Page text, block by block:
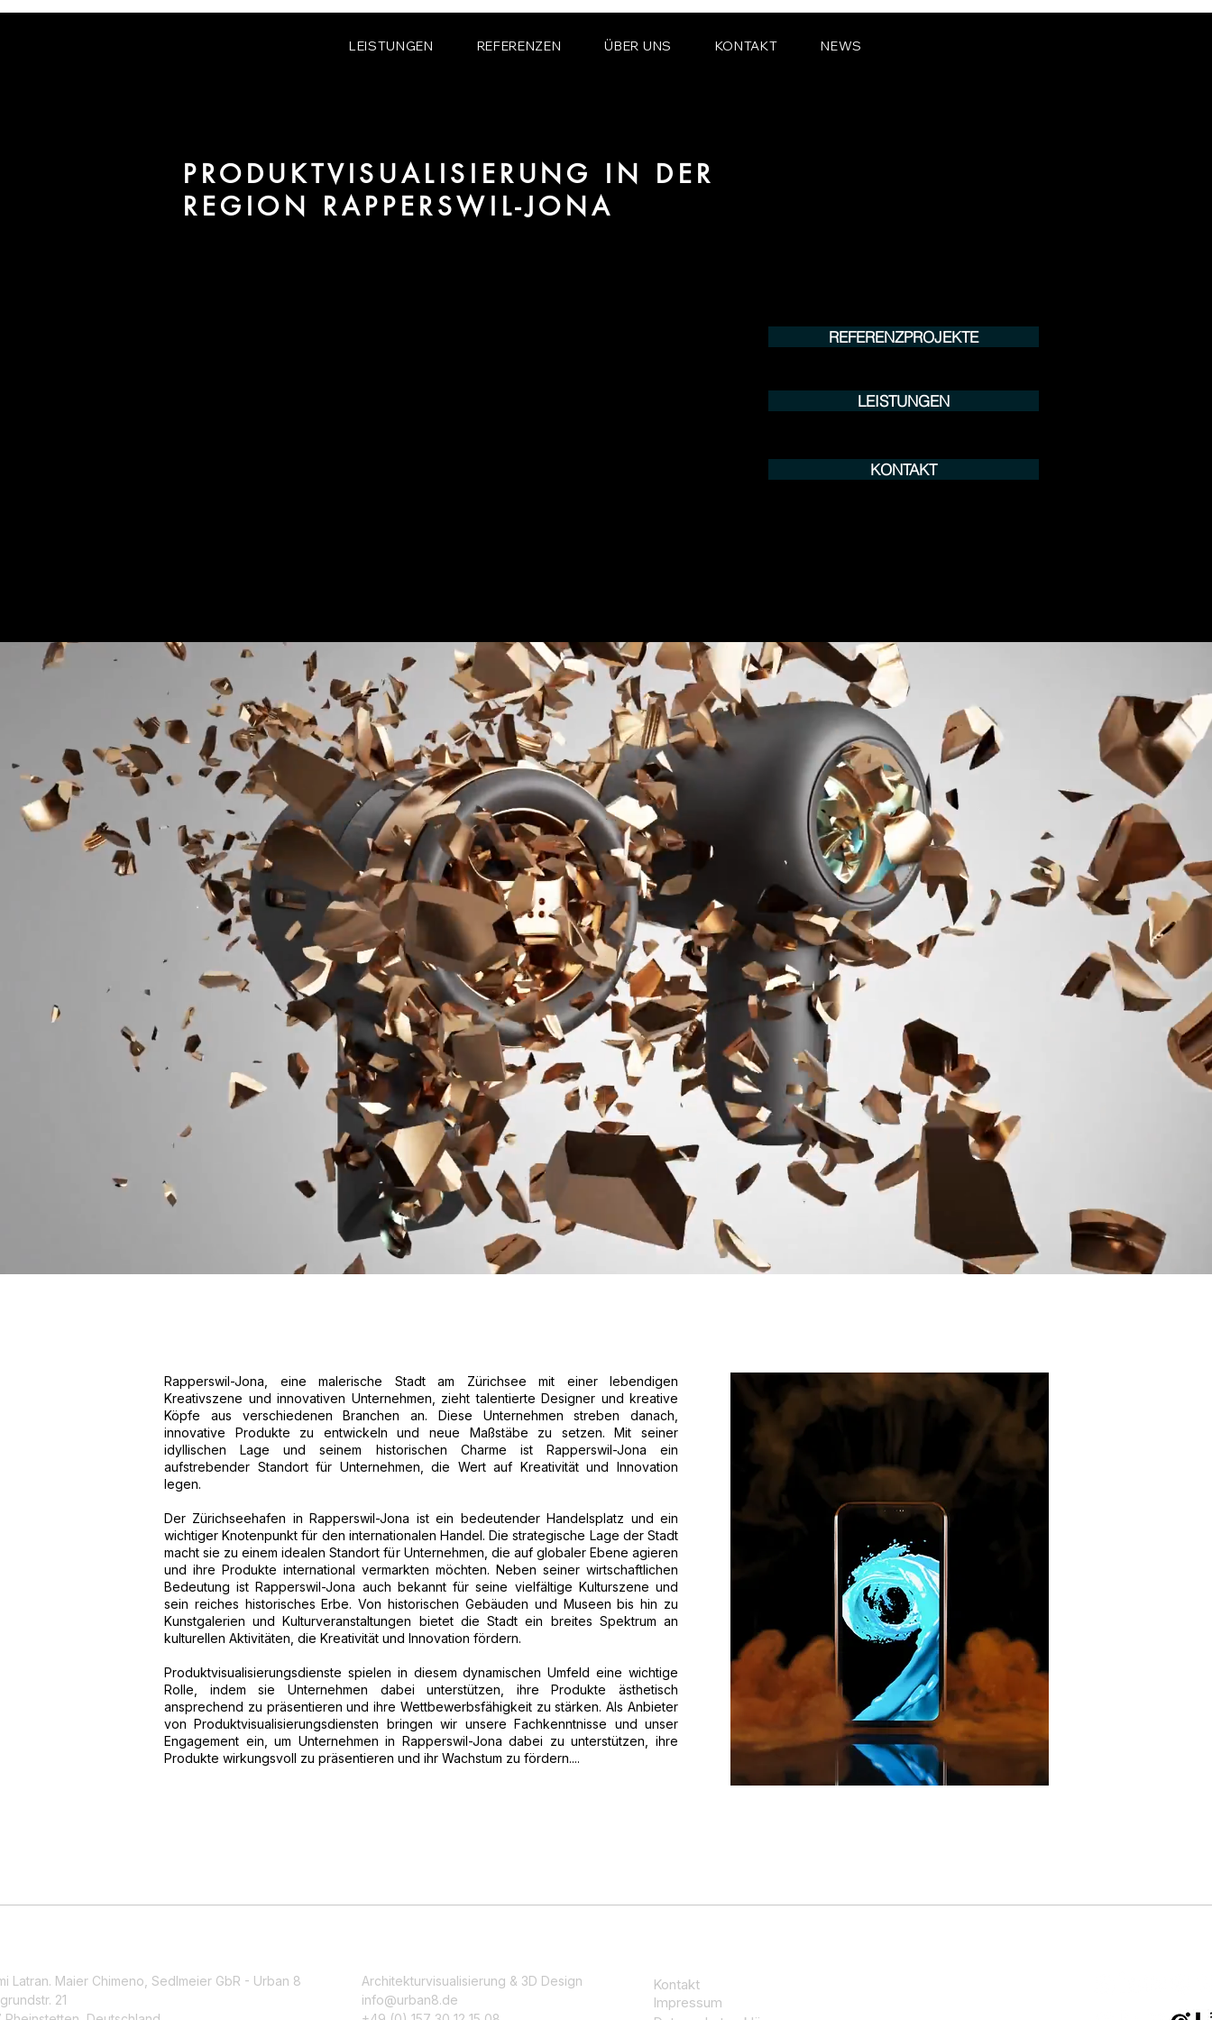
LEISTUNGEN REFERENZEN ÜBER UNS KONTAKT NEWS
PRODUKTVISUALISIERUNG IN DER
REGION RAPPERSWIL-JONA
KONTAKT
LEISTUNGEN
REFERENZPROJEKTE
Rapperswil-Jona, eine malerische Stadt am Zürichsee mit einer lebendigen
Kreativszene und innovativen Unternehmen, zieht talentierte Designer und kreative
Köpfe aus verschiedenen Branchen an. Diese Unternehmen streben danach,
innovative Produkte zu entwickeln und neue Maßstäbe zu setzen. Mit seiner
idyllischen Lage und seinem historischen Charme ist Rapperswil-Jona ein
aufstrebender Standort für Unternehmen, die Wert auf Kreativität und Innovation
legen.
Der Zürichseehafen in Rapperswil-Jona ist ein bedeutender Handelsplatz und ein
wichtiger Knotenpunkt für den internationalen Handel. Die strategische Lage der Stadt
macht sie zu einem idealen Standort für Unternehmen, die auf globaler Ebene agieren
und ihre Produkte international vermarkten möchten. Neben seiner wirtschaftlichen
Bedeutung ist Rapperswil-Jona auch bekannt für seine vielfältige Kulturszene und
sein reiches historisches Erbe. Von historischen Gebäuden und Museen bis hin zu
Kunstgalerien und Kulturveranstaltungen bietet die Stadt ein breites Spektrum an
kulturellen Aktivitäten, die Kreativität und Innovation fördern.
Produktvisualisierungsdienste spielen in diesem dynamischen Umfeld eine wichtige
Rolle, indem sie Unternehmen dabei unterstützen, ihre Produkte ästhetisch
ansprechend zu präsentieren und ihre Wettbewerbsfähigkeit zu stärken. Als Anbieter
von Produktvisualisierungsdiensten bringen wir unsere Fachkenntnisse und unser
Engagement ein, um Unternehmen in Rapperswil-Jona dabei zu unterstützen, ihre
Produkte wirkungsvoll zu präsentieren und ihr Wachstum zu fördern....
Latran. Maier Chimeno, Sedlmeier GbR - Urban 8
21
Architekturvisualisierung & 3D Design
info@urban8.de
Kontakt
Impressum